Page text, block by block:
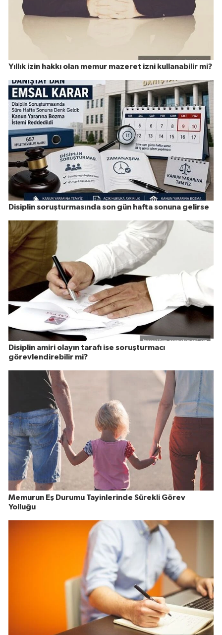
Yıllık izin hakkı olan memur mazeret izni kullanabilir mi?
Disiplin soruşturmasında son gün hafta sonuna gelirse
Disiplin amiri olayın tarafı ise soruşturmacı
görevlendirebilir mi?
Memurun Eş Durumu Tayinlerinde Sürekli Görev
Yolluğu